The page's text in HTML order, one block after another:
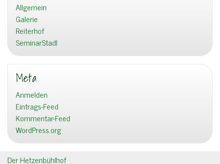
Allgemein
Galerie
Reiterhof
SeminarStadl
Meta
Anmelden
Eintrags-Feed
Kommentar-Feed
WordPress.org
Der Hetzenbühlhof